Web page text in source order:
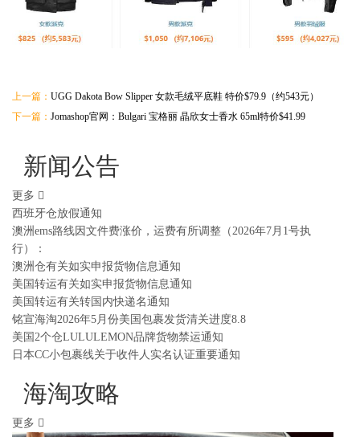
上一篇： UGG Dakota Bow Slipper 女款毛绒平底鞋 特价$79.9（约543元）
下一篇： Jomashop官网：Bulgari 宝格丽 晶欣女士香水 65ml特价$41.99
新闻公告
更多
西班牙仓放假通知
澳洲ems路线因文件费涨价，运费有所调整（2026年7月1号执
行）：
澳洲仓有关如实申报货物信息通知
美国转运有关如实申报货物信息通知
美国转运有关转国内快递名通知
铭宣海淘2026年5月份美国包裹发货清关进度8.8
美国2个仓LULULEMON品牌货物禁运通知
日本CC小包裹线关于收件人实名认证重要通知
海淘攻略
更多